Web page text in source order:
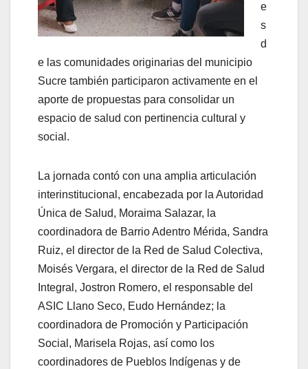
e
s
d
e las comunidades originarias del municipio
Sucre también participaron activamente en el
aporte de propuestas para consolidar un
espacio de salud con pertinencia cultural y
social.
La jornada contó con una amplia articulación
interinstitucional, encabezada por la Autoridad
Única de Salud, Moraima Salazar, la
coordinadora de Barrio Adentro Mérida, Sandra
Ruiz, el director de la Red de Salud Colectiva,
Moisés Vergara, el director de la Red de Salud
Integral, Jostron Romero, el responsable del
ASIC Llano Seco, Eudo Hernández; la
coordinadora de Promoción y Participación
Social, Marisela Rojas, así como los
coordinadores de Pueblos Indígenas y de